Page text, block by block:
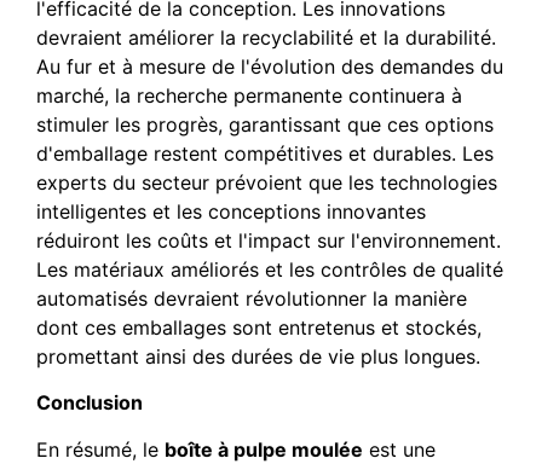
l'efficacité de la conception. Les innovations
devraient améliorer la recyclabilité et la durabilité.
Au fur et à mesure de l'évolution des demandes du
marché, la recherche permanente continuera à
stimuler les progrès, garantissant que ces options
d'emballage restent compétitives et durables. Les
experts du secteur prévoient que les technologies
intelligentes et les conceptions innovantes
réduiront les coûts et l'impact sur l'environnement.
Les matériaux améliorés et les contrôles de qualité
automatisés devraient révolutionner la manière
dont ces emballages sont entretenus et stockés,
promettant ainsi des durées de vie plus longues.
Conclusion
En résumé, le boîte à pulpe moulée est une